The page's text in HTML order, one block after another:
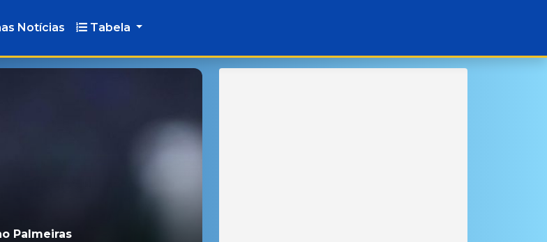
Notícias Tabela
Palmeiras